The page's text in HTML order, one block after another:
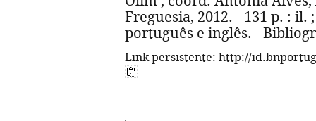
Freguesia, 2012. - 131 p. : il.
português e inglês. -
Link persistente: http://